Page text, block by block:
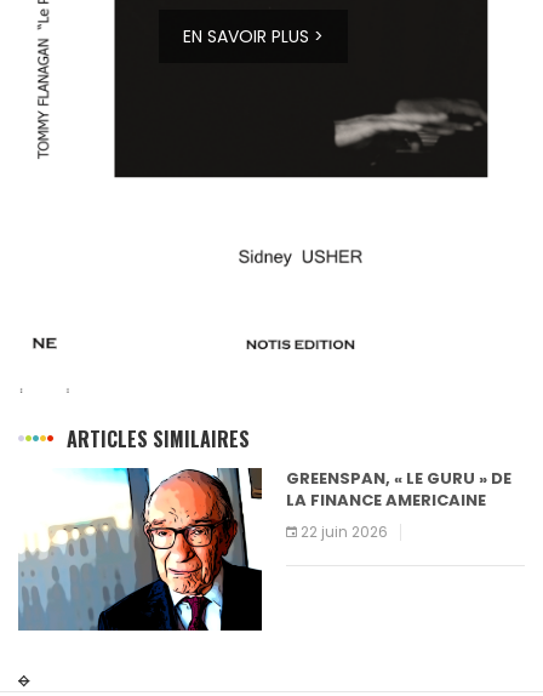
EN SAVOIR PLUS >
ARTICLES SIMILAIRES
GREENSPAN, « LE GURU » DE
LA FINANCE AMERICAINE
22 juin 2026